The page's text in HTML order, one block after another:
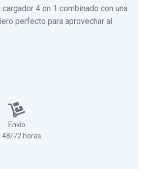
4 en 1 combinado con una
perfecto para aprovechar al
Envío
48/72 horas